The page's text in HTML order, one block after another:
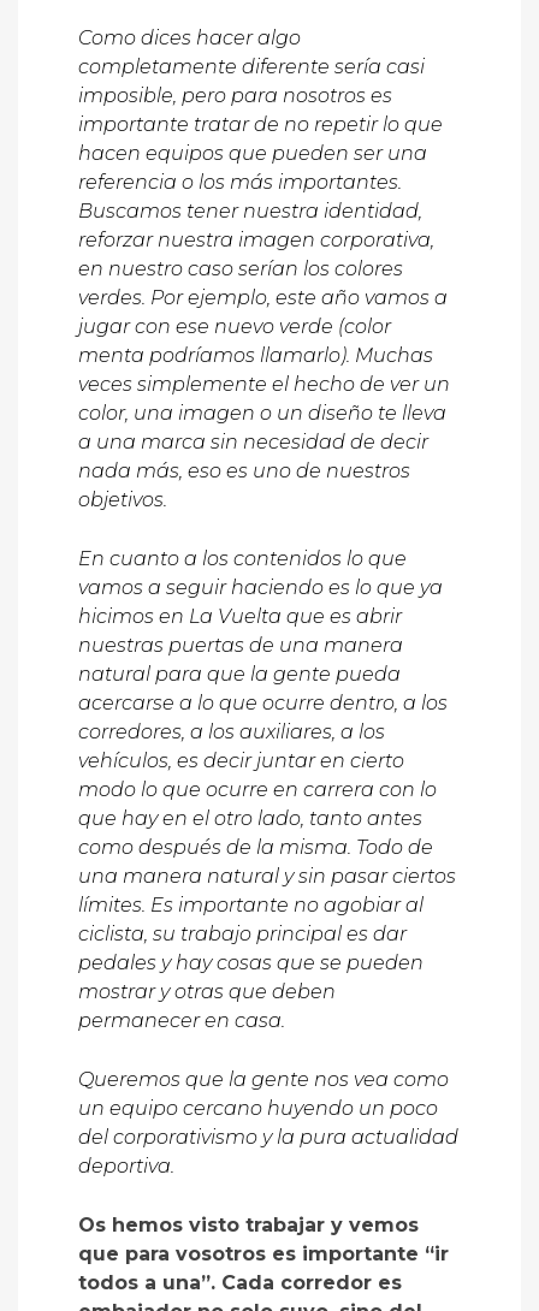
Como dices hacer algo
completamente diferente sería casi
imposible, pero para nosotros es
importante tratar de no repetir lo que
hacen equipos que pueden ser una
referencia o los más importantes.
Buscamos tener nuestra identidad,
reforzar nuestra imagen corporativa,
en nuestro caso serían los colores
verdes. Por ejemplo, este año vamos a
jugar con ese nuevo verde (color
menta podríamos llamarlo). Muchas
veces simplemente el hecho de ver un
color, una imagen o un diseño te lleva
a una marca sin necesidad de decir
nada más, eso es uno de nuestros
objetivos.
En cuanto a los contenidos lo que
vamos a seguir haciendo es lo que ya
hicimos en La Vuelta que es abrir
nuestras puertas de una manera
natural para que la gente pueda
acercarse a lo que ocurre dentro, a los
corredores, a los auxiliares, a los
vehículos, es decir juntar en cierto
modo lo que ocurre en carrera con lo
que hay en el otro lado, tanto antes
como después de la misma. Todo de
una manera natural y sin pasar ciertos
límites. Es importante no agobiar al
ciclista, su trabajo principal es dar
pedales y hay cosas que se pueden
mostrar y otras que deben
permanecer en casa.
Queremos que la gente nos vea como
un equipo cercano huyendo un poco
del corporativismo y la pura actualidad
deportiva.
Os hemos visto trabajar y vemos
que para vosotros es importante “ir
todos a una”. Cada corredor es